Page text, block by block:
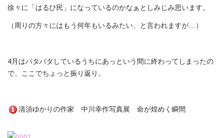
徐々に「はるひ民」になっているのかなぁとしみじみ思います。
（周りの方々にはもう何年もいるみたい、と言われますが…）
4月はバタバタしているうちにあっという間に終わってしまったの
で、ここでちょっと振り返り。
清須ゆかりの作家 中川幸作写真展 命が煌めく瞬間